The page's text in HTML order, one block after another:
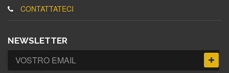
CONTATTATECI
NEWSLETTER